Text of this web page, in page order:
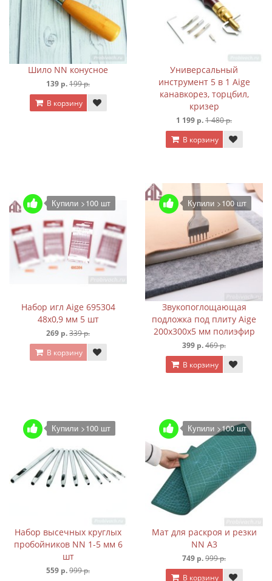
Шило NN конусное
139 р.199 р.
В корзину
Универсальный
инструмент 5 в 1 Aige
канавкорез, торцбил,
кризер
1 199 р.1 480 р.
В корзину
Купили >100 шт
Набор игл Aige 695304
48х0,9 мм 5 шт
269 р.339 р.
В корзину
Купили >100 шт
Звукопоглощающая
подложка под плиту Aige
200х300х5 мм полиэфир
399 р.469 р.
В корзину
Купили >100 шт
Набор высечных круглых
пробойников NN 1-5 мм 6
шт
559 р.999 р.
Купили >100 шт
Мат для раскроя и резки
NN А3
749 р.999 р.
В корзину